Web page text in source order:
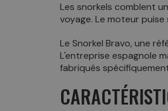
Les snorkels comblent
voyage. Le moteur
Le Snorkel Bravo, une
L'entreprise espagnole
fabriqués